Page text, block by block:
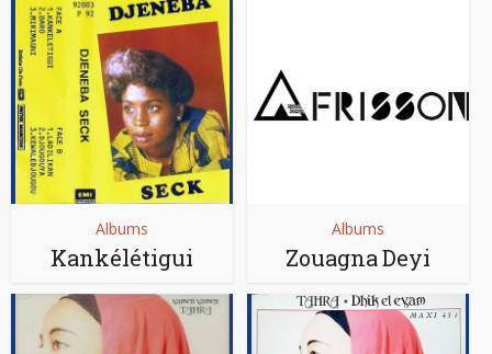
Albums
Kankélétigui
Albums
Zouagna Deyi